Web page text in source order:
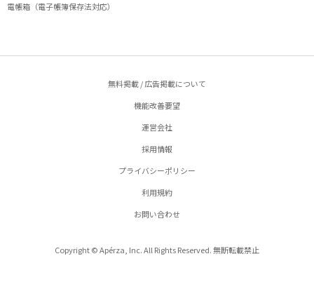
電帳箱（電子帳簿保存法対応）
無料掲載 / 広告掲載について
機能改善要望
運営会社
採用情報
プライバシーポリシー
利用規約
お問い合わせ
Copyright © Apérza, Inc. All Rights Reserved. 無断転載禁止